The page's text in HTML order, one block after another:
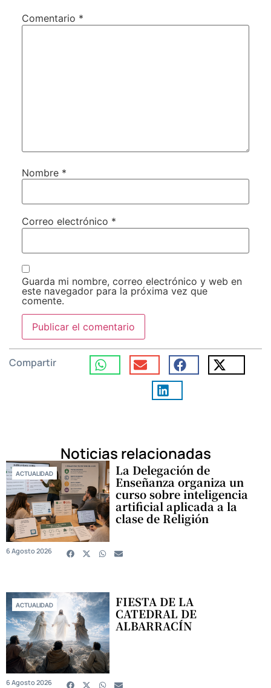
Comentario *
Nombre *
Correo electrónico *
Guarda mi nombre, correo electrónico y web en
este navegador para la próxima vez que
comente.
Compartir
Noticias relacionadas
ACTUALIDAD La Delegación de
Enseñanza organiza un
curso sobre inteligencia
artificial aplicada a la
clase de Religión
6 Agosto 2026
ACTUALIDAD FIESTA DE LA
CATEDRAL DE
ALBARRACÍN
6 Agosto 2026